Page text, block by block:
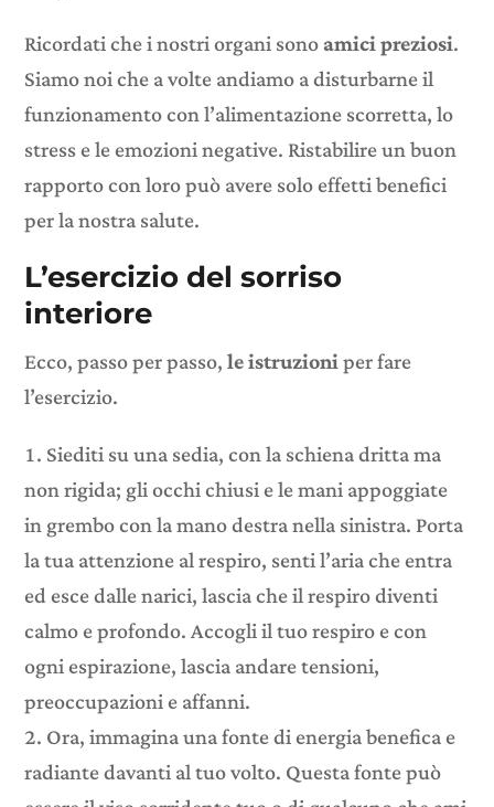
Ricordati che i nostri organi sonoamici preziosi.
Siamo noi che a volte andiamo a disturbarne il
funzionamento con l’alimentazione scorretta, lo
stress e le emozioni negative. Ristabilire un buon
rapporto con loro può avere solo effetti benefici
per la nostra salute.
L’esercizio del sorriso
interiore
Ecco, passo per passo, le istruzioni per fare
l’esercizio.
Siediti su una sedia, con la schiena dritta ma
non rigida; gli occhi chiusi e le mani appoggiate
in grembo con la mano destra nella sinistra. Porta
la tua attenzione al respiro, senti l’aria che entra
ed esce dalle narici, lascia che il respiro diventi
calmo e profondo. Accogli il tuo respiro e con
ogni espirazione, lascia andare tensioni,
preoccupazioni e affanni.
Ora, immagina una fonte di energia benefica e
radiante davanti al tuo volto. Questa fonte può